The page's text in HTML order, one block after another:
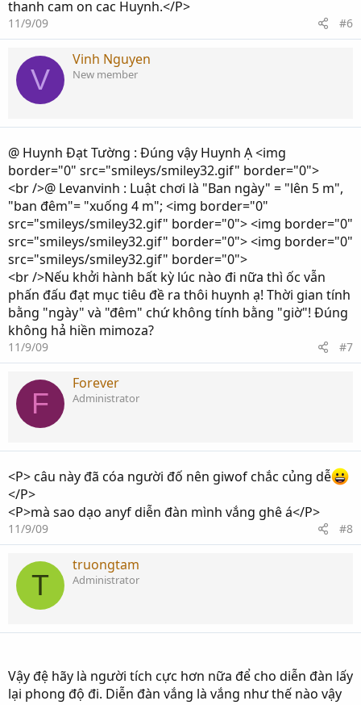
thanh cam on cac Huynh.</P>
11/9/09 #6
V
Vinh Nguyen
New member
@ Huynh Đạt Tường : Đúng vậy Huynh Ạ <img
border="0" src="smileys/smiley32.gif" border="0">
<br />@ Levanvinh : Luật chơi là "Ban ngày" = "lên 5 m",
"ban đêm"= "xuống 4 m"; <img border="0"
src="smileys/smiley32.gif" border="0"> <img border="0"
src="smileys/smiley32.gif" border="0"> <img border="0"
src="smileys/smiley32.gif" border="0">
<br />Nếu khởi hành bất kỳ lúc nào đi nữa thì ốc vẫn
phấn đấu đạt mục tiêu đề ra thôi huynh ạ! Thời gian tính
bằng "ngày" và "đêm" chứ không tính bằng "giờ"! Đúng
không hả hiền mimoza?
11/9/09 #7
F
Forever
Administrator
<P> câu này đã cóa người đố nên giwof chắc củng dễ
</P>
<P>mà sao dạo anyf diễn đàn mình vắng ghê á</P>
11/9/09 #8
T
truongtam
Administrator
Vậy đệ hãy là người tích cực hơn nữa để cho diễn đàn lấy
lại phong độ đi. Diễn đàn vắng là vắng như thế nào vậy